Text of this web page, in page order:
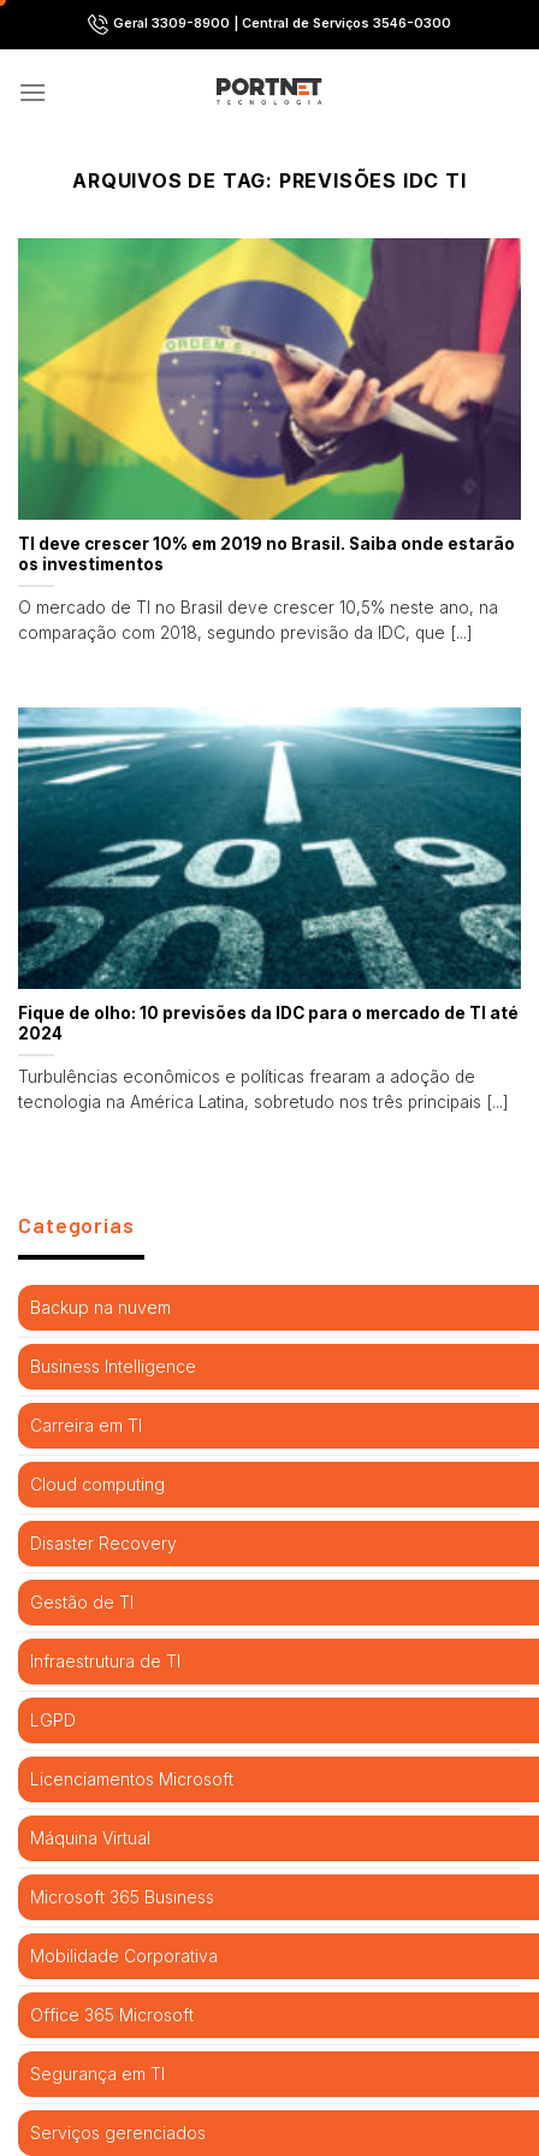
Skip
to
Geral 3309-8900 | Central de Serviços 3546-0300
ARQUIVOS DE TAG: PREVISÕES IDC TI
TI deve crescer 10% em 2019 no Brasil. Saiba onde estarão
os investimentos
O mercado de TI no Brasil deve crescer 10,5% neste ano, na
comparação com 2018, segundo previsão da IDC, que [...]
Fique de olho: 10 previsões da IDC para o mercado de TI até
2024
Turbulências econômicos e políticas frearam a adoção de
tecnologia na América Latina, sobretudo nos três principais [...]
Categorias
Backup na nuvem
Business Intelligence
Carreira em TI
Cloud computing
Disaster Recovery
Gestão de TI
Infraestrutura de TI
LGPD
Licenciamentos Microsoft
Máquina Virtual
Microsoft 365 Business
Mobilidade Corporativa
Office 365 Microsoft
Segurança em TI
Serviços gerenciados